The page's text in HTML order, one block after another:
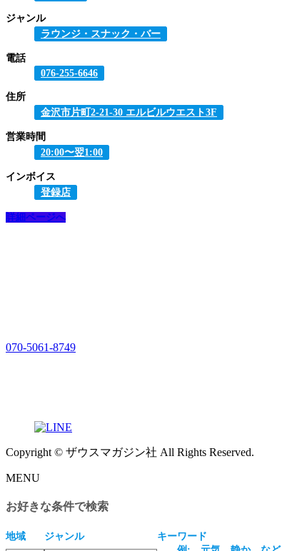
ジャンル
ラウンジ・スナック・バー
電話
076-255-6646
住所
金沢市片町2-21-30 エルビルウエスト3F
営業時間
20:00〜翌1:00
インボイス
登録店
詳細ページへ
070-5061-8749
Copyright © ザウスマガジン社 All Rights Reserved.
MENU
お好きな条件で検索
地域 ジャンル キーワード